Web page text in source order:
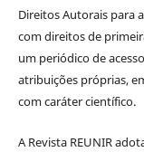
Direitos Autorais para
com direitos de
um periódico de
atribuições próprias,
com caráter científico.
A Revista REUNIR